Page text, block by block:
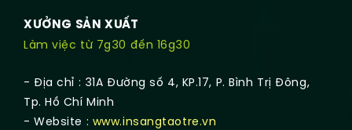
XƯỞNG SẢN XUẤT
Làm việc từ 7g30 đến 16g30
- Địa chỉ : 31A Đường số 4, KP.17, P. Bình Trị Đông,
Tp. Hồ Chí Minh
- Website : www.insangtaotre.vn